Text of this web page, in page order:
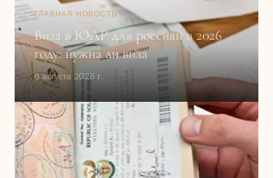
ГЛАВНАЯ НОВОСТЬ
Виза в ЮАР для россиян в 2026
году: нужна ли виза
6 августа 2026 г.